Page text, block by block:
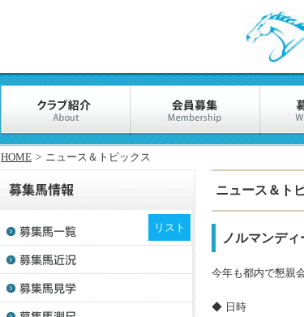
HOME > ニュース＆トピックス
リスト
ニュース＆ト
ノルマンデ
今年も都内で懇親
◆ 日時